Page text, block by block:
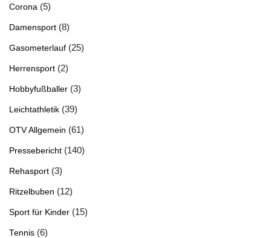
Corona (5)
Damensport (8)
Gasometerlauf (25)
Herrensport (2)
Hobbyfußballer (3)
Leichtathletik (39)
OTV Allgemein (61)
Pressebericht (140)
Rehasport (3)
Ritzelbuben (12)
Sport für Kinder (15)
Tennis (6)